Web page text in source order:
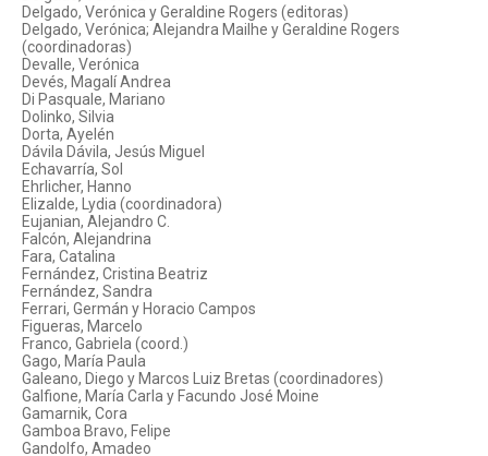
Delgado, Verónica y Geraldine Rogers (editoras)
Delgado, Verónica; Alejandra Mailhe y Geraldine Rogers
(coordinadoras)
Devalle, Verónica
Devés, Magalí Andrea
Di Pasquale, Mariano
Dolinko, Silvia
Dorta, Ayelén
Dávila Dávila, Jesús Miguel
Echavarría, Sol
Ehrlicher, Hanno
Elizalde, Lydia (coordinadora)
Eujanian, Alejandro C.
Falcón, Alejandrina
Fara, Catalina
Fernández, Cristina Beatriz
Fernández, Sandra
Ferrari, Germán y Horacio Campos
Figueras, Marcelo
Franco, Gabriela (coord.)
Gago, María Paula
Galeano, Diego y Marcos Luiz Bretas (coordinadores)
Galfione, María Carla y Facundo José Moine
Gamarnik, Cora
Gamboa Bravo, Felipe
Gandolfo, Amadeo